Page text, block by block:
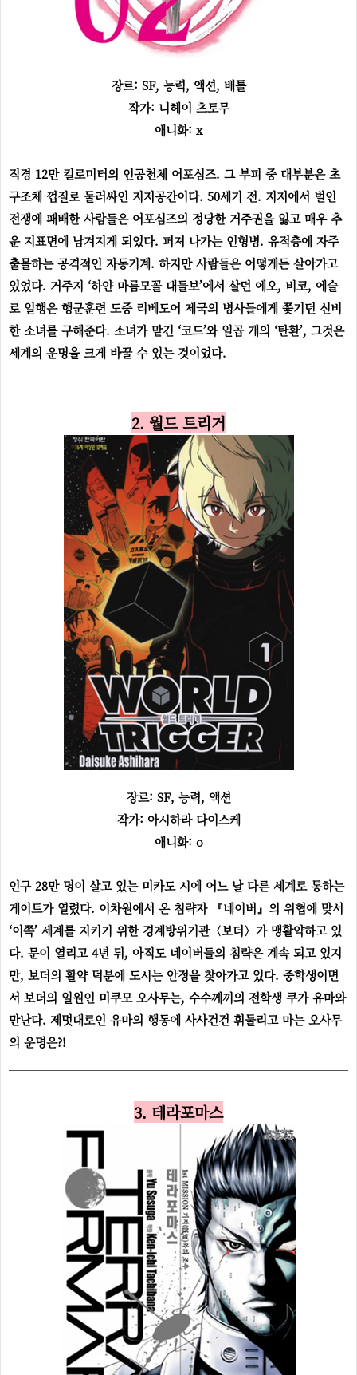
장르: SF, 능력, 액션, 배틀
작가: 니헤이 츠토무
애니화: x
직경 12만 킬로미터의 인공천체 어포심즈. 그 부피 중 대부분은 초
구조체 껍질로 둘러싸인 지저공간이다. 50세기 전. 지저에서 벌인
전쟁에 패배한 사람들은 어포심즈의 정당한 거주권을 잃고 매우 추
운 지표면에 남겨지게 되었다. 퍼져 나가는 인형병. 유적층에 자주
출몰하는 공격적인 자동기계. 하지만 사람들은 어떻게든 살아가고
있었다. 거주지 ‘하얀 마름모꼴 대들보’에서 살던 에오, 비코, 에슬
로 일행은 행군훈련 도중 리베도어 제국의 병사들에게 쫓기던 신비
한 소녀를 구해준다. 소녀가 맡긴 ‘코드’와 일곱 개의 ‘탄환’, 그것은
세계의 운명을 크게 바꿀 수 있는 것이었다.
2. 월드 트리거
장르: SF, 능력, 액션
작가: 아시하라 다이스케
애니화: o
인구 28만 명이 살고 있는 미카도 시에 어느 날 다른 세계로 통하는
게이트가 열렸다. 이차원에서 온 침략자 『네이버』의 위협에 맞서
‘이쪽’ 세계를 지키기 위한 경계방위기관〈보더〉가 맹활약하고 있
다. 문이 열리고 4년 뒤, 아직도 네이버들의 침략은 계속 되고 있지
만, 보더의 활약 덕분에 도시는 안정을 찾아가고 있다. 중학생이면
서 보더의 일원인 미쿠모 오사무는, 수수께끼의 전학생 쿠가 유마와
만난다. 제멋대로인 유마의 행동에 사사건건 휘둘리고 마는 오사무
의 운명은?!
3. 테라포마스